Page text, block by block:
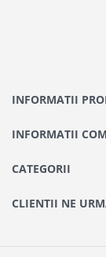
INFORMATII
INFORMATII
CATEGORII
CLIENTII NE